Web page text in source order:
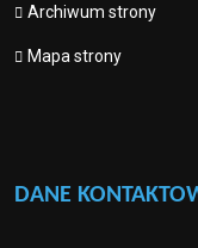
Archiwum strony
Mapa strony
DANE